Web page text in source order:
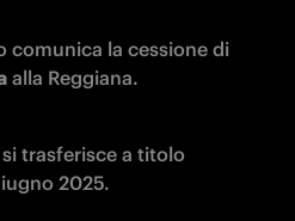
alla Reggiana.
trasferisce a titolo
2025.